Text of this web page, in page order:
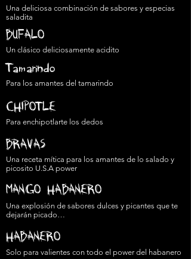
Una deliciosa combinación de sabores y especias
saladita
BUFALO
Un clásico deliciosamente acidito
Tamarindo
Para los amantes del tamarindo
CHIPOTLE
Para enchipotlarte los dedos
BRAVAS
Una receta mítica para los amantes de lo salado y
picosito U.S.A power
MANGO HABANERO
Una explosión de sabores dulces y picantes que te
dejarán picado…
HABANERO
Solo para valientes con todo el power del habanero